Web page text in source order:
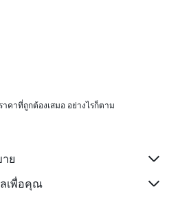
คาที่ถูกต้องเสมอ อย่างไรก็ตาม
าย
เพื่อคุณ